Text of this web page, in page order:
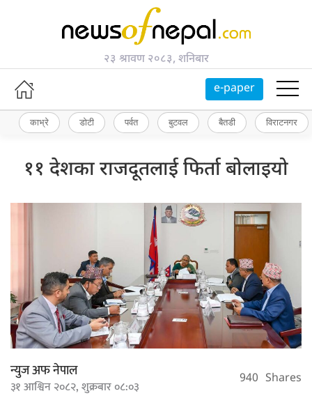
२३ श्रावण २०८३, शनिबार
e-paper
काभ्रे डोटी पर्वत बुटवल बैतडी विराटनगर
११ देशका राजदूतलाई फिर्ता बोलाइयो
न्युज अफ नेपाल
३१ आश्विन २०८२, शुक्रबार ०८:०३ 940 Shares